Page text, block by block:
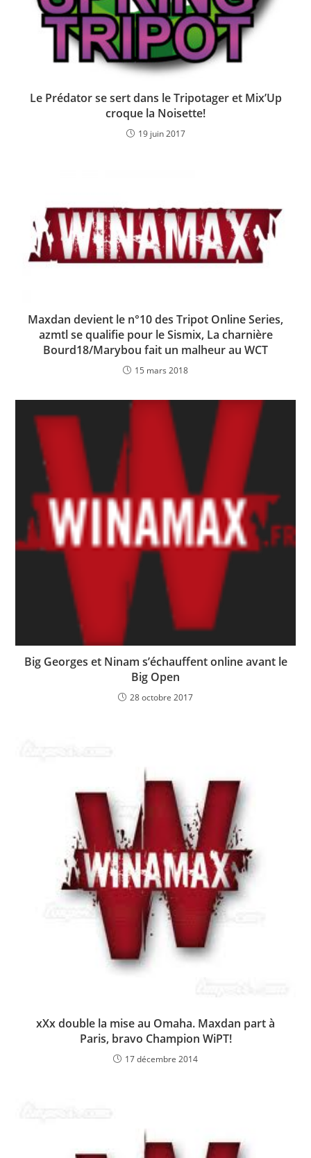
Le Prédator se sert dans le Tripotager et Mix’Up
croque la Noisette!
19 juin 2017
Maxdan devient le n°10 des Tripot Online Series,
azmtl se qualifie pour le Sismix, La charnière
Bourd18/Marybou fait un malheur au WCT
15 mars 2018
Big Georges et Ninam s’échauffent online avant le
Big Open
28 octobre 2017
xXx double la mise au Omaha. Maxdan part à
Paris, bravo Champion WiPT!
17 décembre 2014